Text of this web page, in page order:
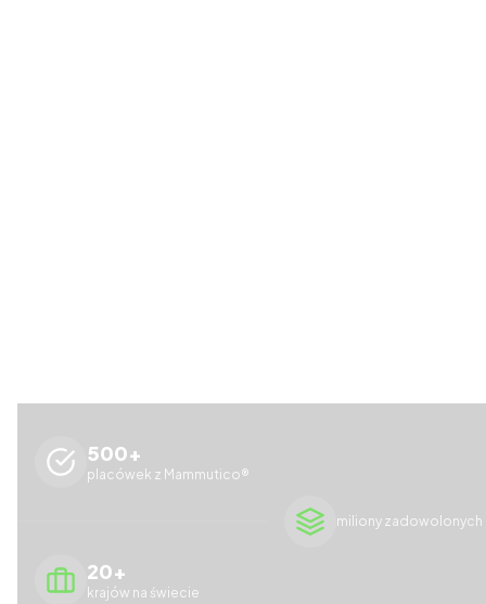
500+
placówek z Mammutico®
20+
krajów na świecie
miliony